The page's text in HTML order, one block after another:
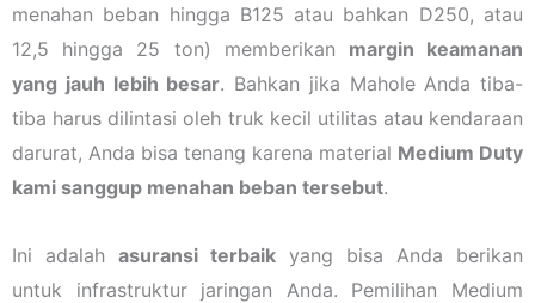
menahan beban hingga B125 atau bahkan D250, atau
12,5 hingga 25 ton) memberikan margin keamanan
yang jauh lebih besar. Bahkan jika Mahole Anda tiba-
tiba harus dilintasi oleh truk kecil utilitas atau kendaraan
darurat, Anda bisa tenang karena material Medium Duty
kami sanggup menahan beban tersebut.
Ini adalah asuransi terbaik yang bisa Anda berikan
untuk infrastruktur jaringan Anda. Pemilihan Medium